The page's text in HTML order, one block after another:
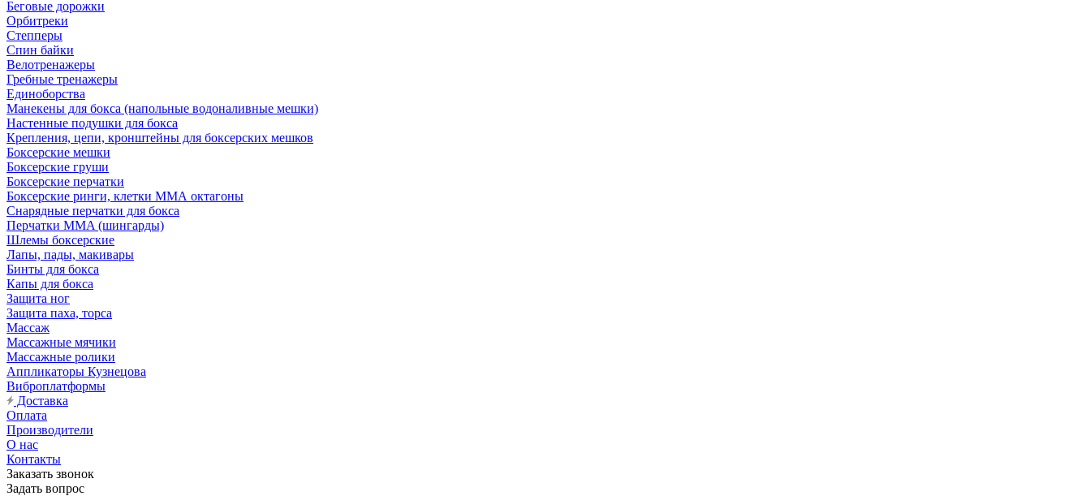
Беговые дорожки
Орбитреки
Степперы
Спин байки
Велотренажеры
Гребные тренажеры
Единоборства
Манекены для бокса (напольные водоналивные мешки)
Настенные подушки для бокса
Крепления, цепи, кронштейны для боксерских мешков
Боксерские мешки
Боксерские груши
Боксерские перчатки
Боксерские ринги, клетки ММА октагоны
Снарядные перчатки для бокса
Перчатки MMA (шингарды)
Шлемы боксерские
Лапы, пады, макивары
Бинты для бокса
Капы для бокса
Защита ног
Защита паха, торса
Массаж
Массажные мячики
Массажные ролики
Аппликаторы Кузнецова
Виброплатформы
Доставка
Оплата
Производители
О нас
Контакты
Заказать звонок
Задать вопрос